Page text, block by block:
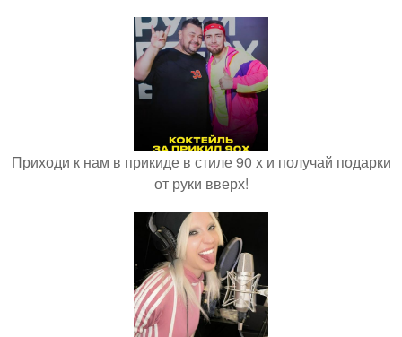
Приходи к нам в прикиде в стиле 90 х и получай подарки
от руки вверх!